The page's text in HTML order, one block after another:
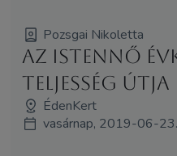
Pozsgai Nikoletta
Az Istennő
teljesség útja
ÉdenKert
vasárnap, 2019-06-